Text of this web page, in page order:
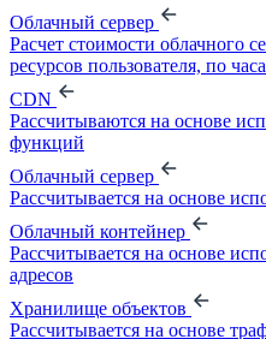
Облачный сервер
Расчет стоимости облачного
ресурсов пользователя, по
CDN
Рассчитываются на основе
функций
Облачный сервер
Рассчитывается на основе
Облачный контейнер
Рассчитывается на основе
адресов
Хранилище объектов
Рассчитывается на основе